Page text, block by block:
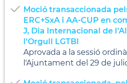
Moció transaccionada
ERC+SxA i AA-CUP en
J, Dia Internacional de
l'Orgull LGTBI
Aprovada a la sessió
l'Ajuntament del 29 de